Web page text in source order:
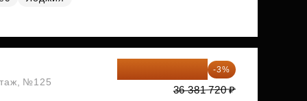
№125
35 290 268 ₽ -3%
36 381 720 ₽